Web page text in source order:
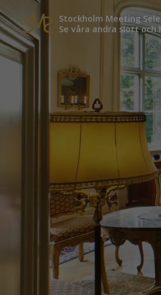
Stockholm Meeting
Se våra andra slott och